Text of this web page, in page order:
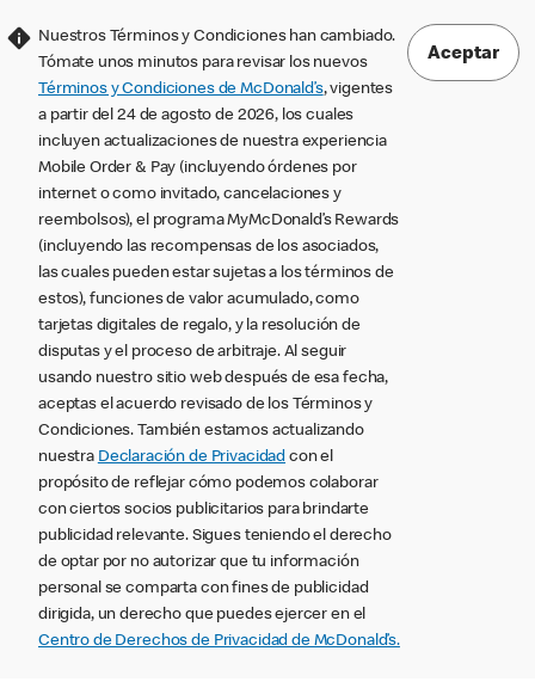
Nuestros Términos y Condiciones han cambiado.
Tómate unos minutos para revisar los nuevos
Términos y Condiciones de McDonald’s, vigentes
a partir del 24 de agosto de 2026, los cuales
incluyen actualizaciones de nuestra experiencia
Mobile Order & Pay (incluyendo órdenes por
internet o como invitado, cancelaciones y
reembolsos), el programa MyMcDonald’s Rewards
(incluyendo las recompensas de los asociados,
las cuales pueden estar sujetas a los términos de
estos), funciones de valor acumulado, como
tarjetas digitales de regalo, y la resolución de
disputas y el proceso de arbitraje. Al seguir
usando nuestro sitio web después de esa fecha,
aceptas el acuerdo revisado de los Términos y
Condiciones. También estamos actualizando
nuestra Declaración de Privacidad con el
propósito de reflejar cómo podemos colaborar
con ciertos socios publicitarios para brindarte
publicidad relevante. Sigues teniendo el derecho
de optar por no autorizar que tu información
personal se comparta con fines de publicidad
dirigida, un derecho que puedes ejercer en el
Centro de Derechos de Privacidad de McDonald’s.
Aceptar